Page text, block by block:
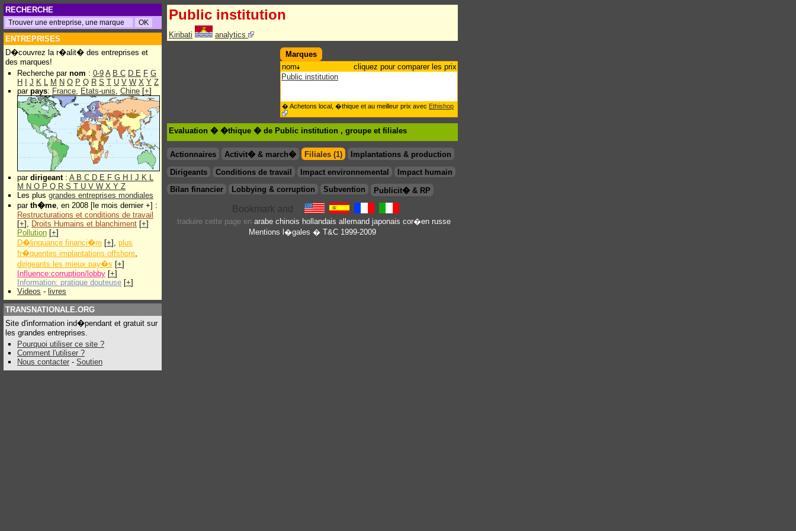
RECHERCHE
ENTREPRISES
D�couvrez la r�alit� des entreprises et
des marques!
Recherche par nom : 0-9 A B C D E F G
H
J K L M N O P Q R S T U V W X Y Z
par pays: France, Etats-unis, Chine [+]
par dirigeant: A B C D E F G H J K L
M N O P Q R S T U V W X Y Z
Les plus grandes entreprises mondiales
par th�me, en 2008 [le mois dernier +] :
Restructurations et conditions de travail
[+], Droits Humains et blanchiment [+]
Pollution [+]
D�linquance financi�re [+], plus
fr�quentes implantations offshore,
dirigeants les mieux pay�s [+]
Influence:corruption/lobby [+]
Information: pratique douteuse [+]
Videos - livres
TRANSNATIONALE.ORG
Site d'information ind�pendant et gratuit sur
les grandes entreprises.
Pourquoi utiliser ce site ?
Comment l'utiliser ?
Nous contacter - Soutien
Public institution
Kiribati analytics
Marques
nom
cliquez pour comparer les prix
Public institution
� Achetons local, �thique et au meilleur prix avec Ethishop
Evaluation � �thique � de Public institution , groupe et filiales
Actionnaires Activit� & march� Filiales (1)
Implantations & production
Dirigeants
Conditions de travail Impact environnemental
Impact humain
Bilan financier
Lobbying & corruption Subvention Publicit� & RP
traduire cette page en arabe chinois hollandais allemand japonais cor�en russe
Mentions l�gales � T&C 1999-2009